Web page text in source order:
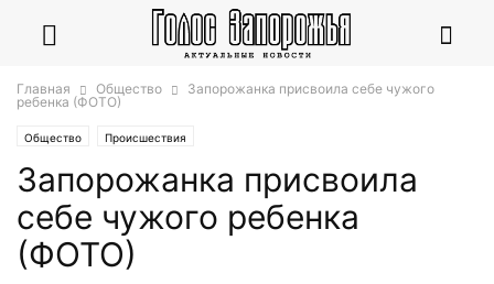
Главная Общество
Запорожанка присвоила себе чужого
ребенка (ФОТО)
Общество Происшествия
Запорожанка присвоила
себе чужого ребенка
(ФОТО)